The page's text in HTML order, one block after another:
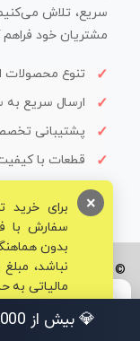
سریع، تلاش
مشتریان خود فراهم
تنوع محصولات
ارسال سریع به
پشتیبانی
قطعات با
© تمامی حقوق برای
برای خرید
سفارش با
بدون
نباشد،
مالیاتی
×
💎 بیش از